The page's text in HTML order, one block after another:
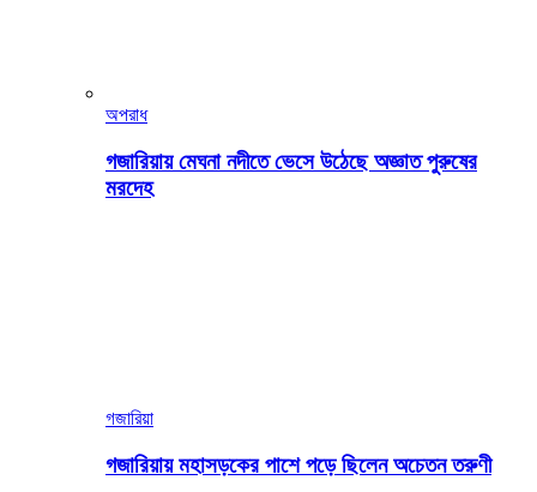
অপরাধ
গজারিয়ায় মেঘনা নদীতে ভেসে উঠেছে অজ্ঞাত পুরুষের
মরদেহ
গজারিয়া
গজারিয়ায় মহাসড়কের পাশে পড়ে ছিলেন অচেতন তরুণী